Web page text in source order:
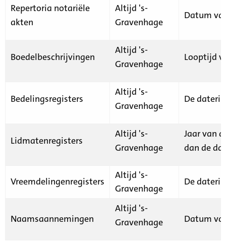
Repertoria notariële
akten
Altijd 's-
Gravenhage
Datum
Boedelbeschrijvingen
Altijd 's-
Gravenhage
Looptijd
Bedelingsregisters
Altijd 's-
Gravenhage
De
Lidmatenregisters
Altijd 's-
Gravenhage
Jaar van
dan de
Vreemdelingenregisters
Altijd 's-
Gravenhage
De
Naamsaannemingen
Altijd 's-
Gravenhage
Datum